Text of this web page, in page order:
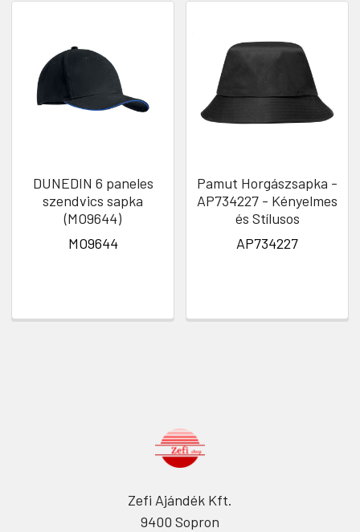
DUNEDIN 6 paneles
szendvics sapka
(MO9644)
MO9644
Pamut Horgászsapka -
AP734227 - Kényelmes
és Stílusos
AP734227
Zefi Ajándék Kft.
9400 Sopron